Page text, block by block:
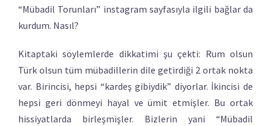
“Mübadil Torunları” instagram sayfasıyla ilgili bağlar da
kurdum. Nasıl?
Kitaptaki söylemlerde dikkatimi şu çekti: Rum olsun
Türk olsun tüm mübadillerin dile getirdiği 2 ortak nokta
var. Birincisi, hepsi “kardeş gibiydik” diyorlar. İkincisi de
hepsi geri dönmeyi hayal ve ümit etmişler. Bu ortak
hissiyatlarda birleşmişler. Bizlerin yani “Mübadil